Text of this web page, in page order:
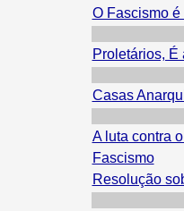
O Fascismo
Proletários, É
Casas
A luta contra
Fascismo
Resolução